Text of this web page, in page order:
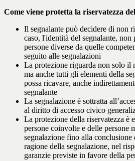
Come viene protetta la riservatezza
Il segnalante può decidere di non
caso, l'identità del segnalante, non
persone diverse da quelle
seguito alle segnalazioni
La protezione riguarda non solo il
ma anche tutti gli elementi della
possa ricavare, anche
segnalante
La segnalazione è sottratta
al diritto di accesso civico
La protezione della riservatezza è
persone coinvolte e delle persone
segnalazione fino alla
ragione della segnalazione, nel
garanzie previste in favore della